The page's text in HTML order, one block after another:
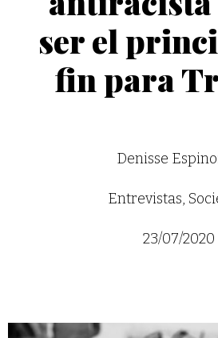
ser el
fin para
Denisse
Entrevistas,
23/07/2020